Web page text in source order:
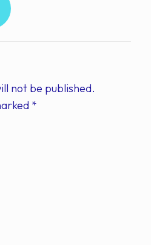
not be published.
*